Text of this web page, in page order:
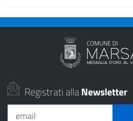
Registrati allaNewsletter